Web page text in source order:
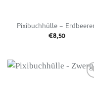
Pixibuchhülle –
€8,50